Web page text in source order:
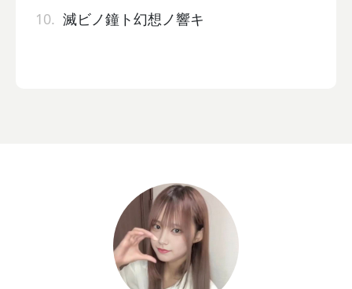
10. 滅ビノ鐘ト幻想ノ響キ